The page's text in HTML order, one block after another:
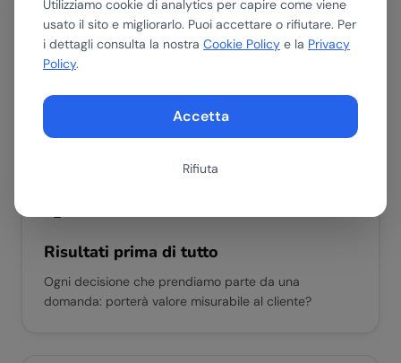
Utilizziamo cookie di analytics per capire come viene
usato il sito e migliorarlo. Puoi accettare o rifiutare. Per
i dettagli consulta la nostra Cookie Policy e la Privacy
Policy.
Accetta
Rifiuta
I valori che guidano
DeepElse
Non sono scritti su un muro, si vedono nel modo in cui
🎯
Risultati prima di tutto
Ogni decisione che prendiamo parte da una
domanda: porterà valore misurabile al cliente?